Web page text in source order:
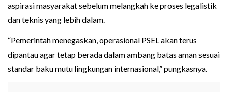
aspirasi masyarakat sebelum melangkah ke proses legalistik
dan teknis yang lebih dalam.
“Pemerintah menegaskan, operasional PSEL akan terus
dipantau agar tetap berada dalam ambang batas aman sesuai
standar baku mutu lingkungan internasional,” pungkasnya.